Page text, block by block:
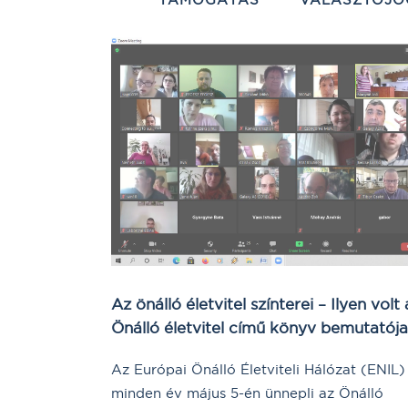
Az önálló életvitel színterei – Ilyen volt
Önálló életvitel című könyv bemutatója
Az Európai Önálló Életviteli Hálózat (ENIL)
minden év május 5-én ünnepli az Önálló